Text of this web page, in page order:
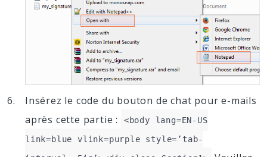
Insérez le code du bouton de chat pour e-mails
après cette partie :
<body lang=EN-US
link=blue vlink=purple style=’tab-